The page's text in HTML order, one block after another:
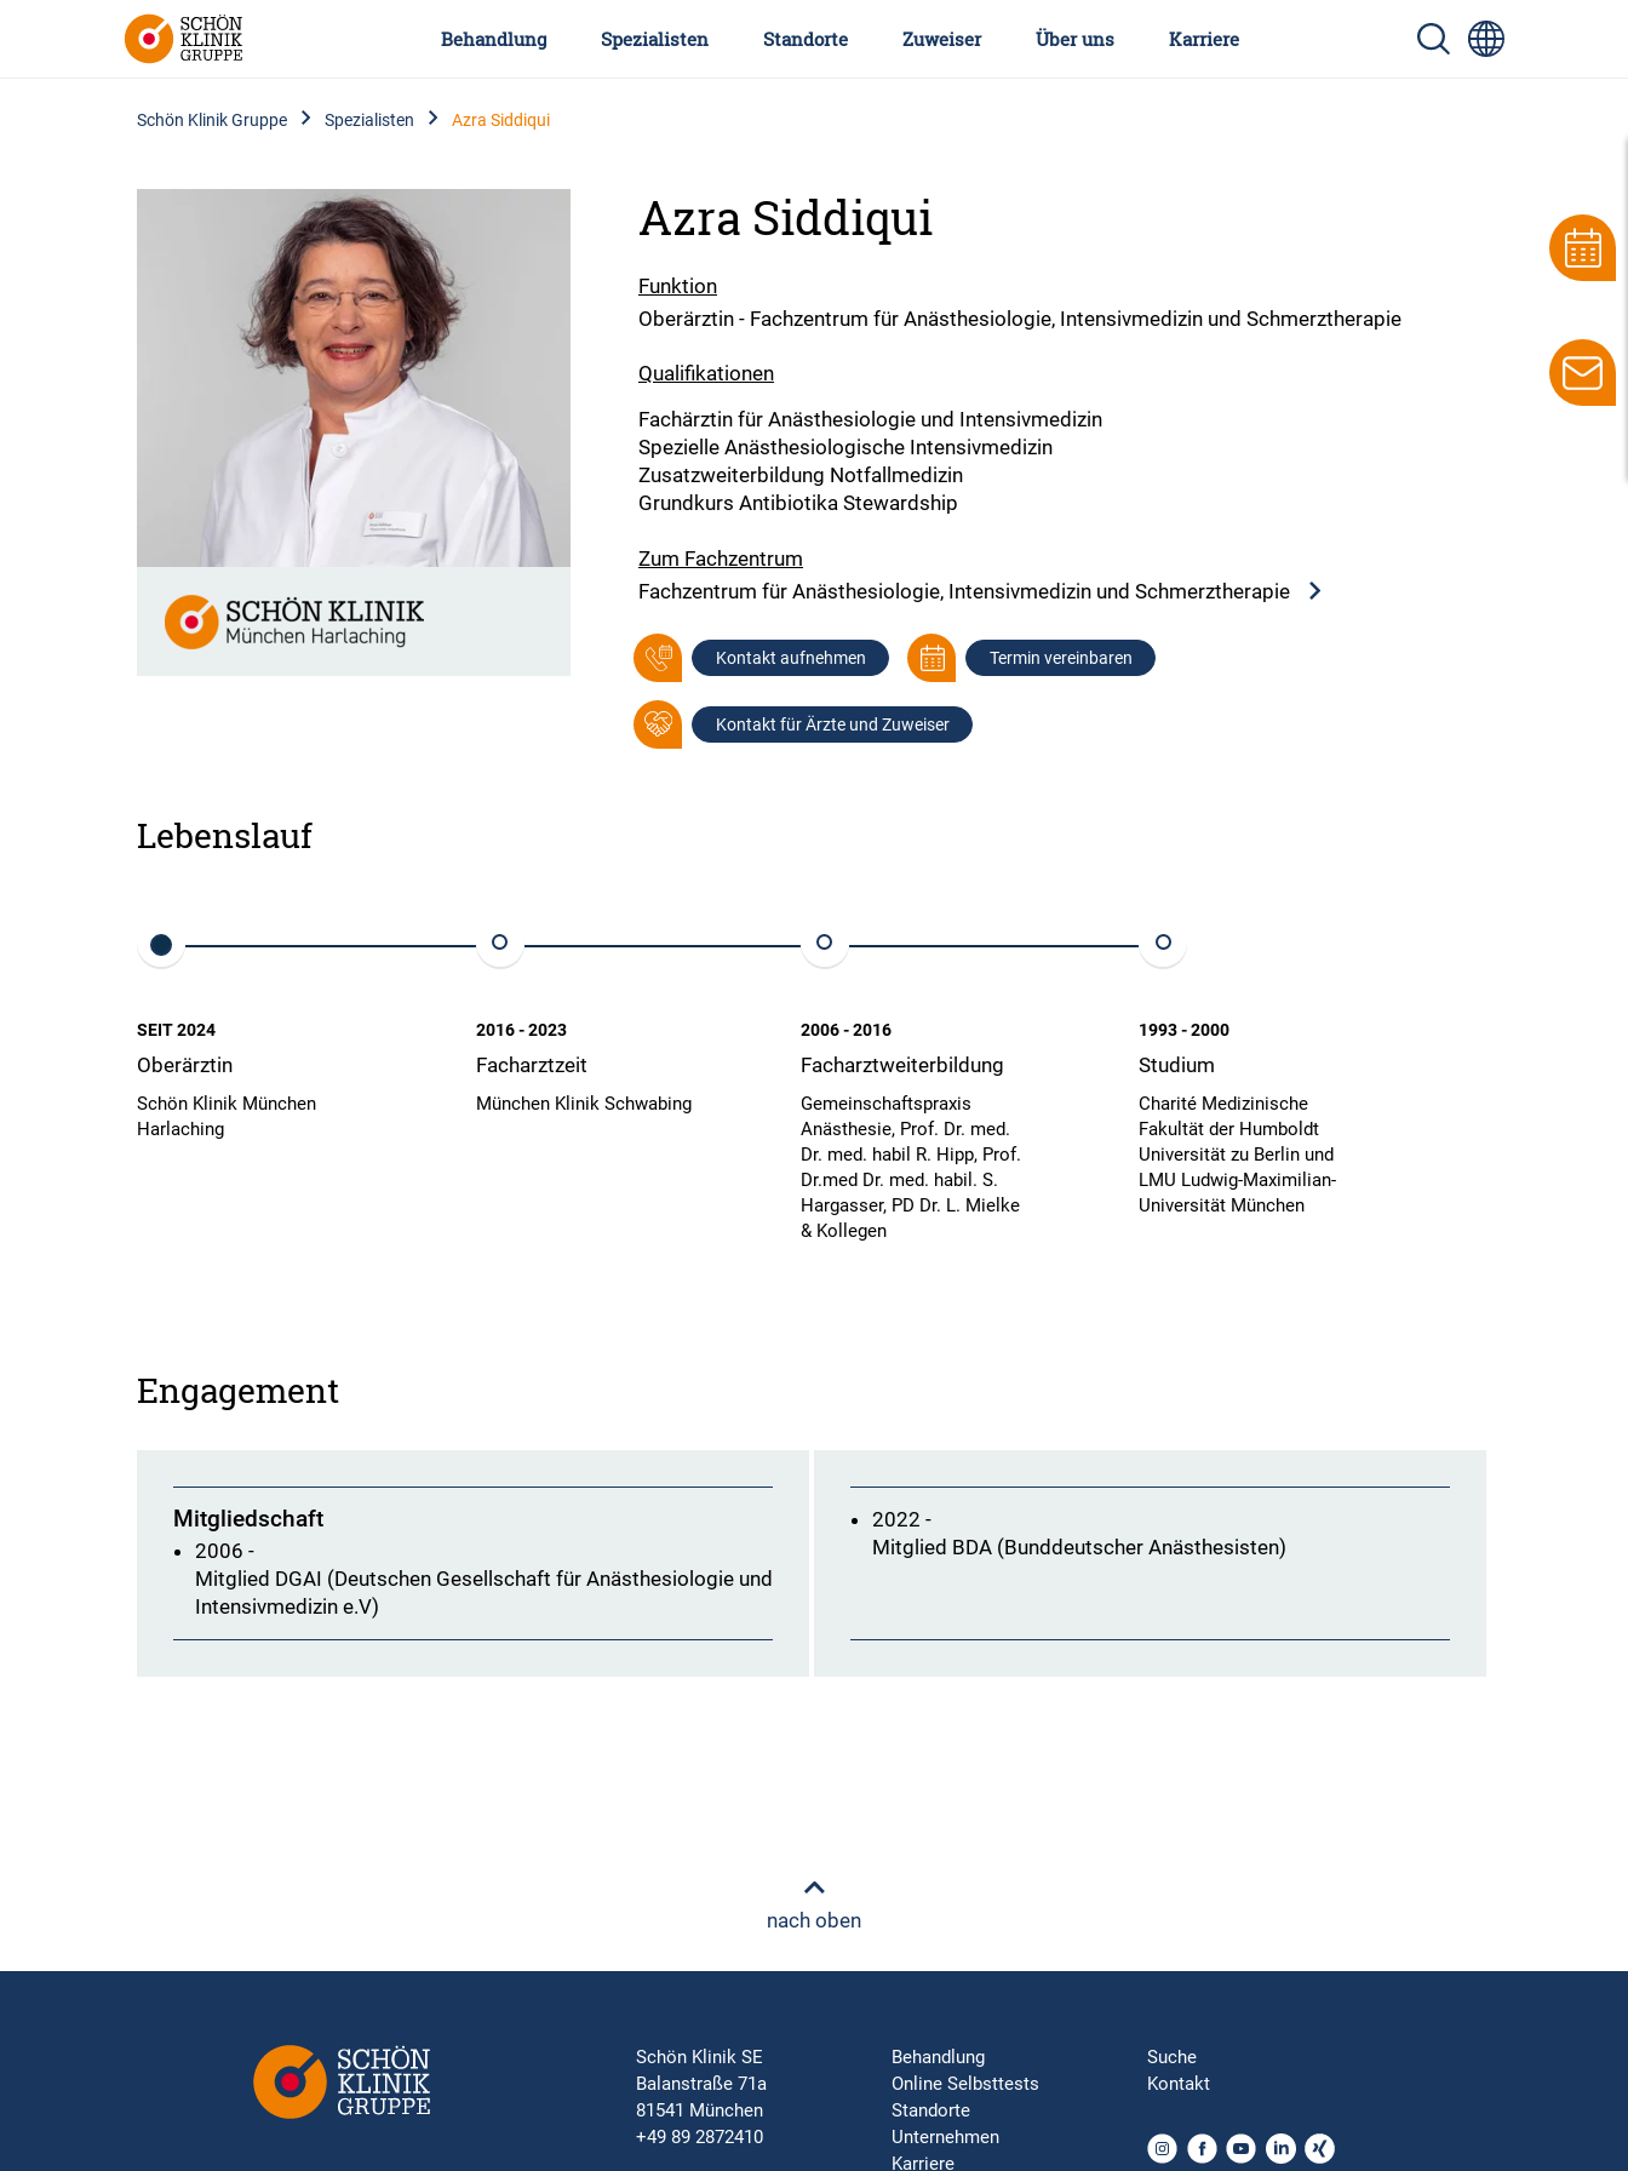
Behandlung Spezialisten Standorte Zuweiser Über uns Karriere
Schön Klinik Gruppe Spezialisten Azra Siddiqui
Azra Siddiqui
Funktion
Oberärztin - Fachzentrum für Anästhesiologie, Intensivmedizin und Schmerztherapie
Qualifikationen
Fachärztin für Anästhesiologie und Intensivmedizin
Spezielle Anästhesiologische Intensivmedizin
Zusatzweiterbildung Notfallmedizin
Grundkurs Antibiotika Stewardship
Zum Fachzentrum
Fachzentrum für Anästhesiologie, Intensivmedizin und Schmerztherapie
Kontakt aufnehmen Termin vereinbaren
Kontakt für Ärzte und Zuweiser
Lebenslauf
SEIT 2024
Oberärztin
Schön Klinik München
Harlaching
2016 - 2023
Facharztzeit
München Klinik Schwabing
2006 - 2016
Facharztweiterbildung
Gemeinschaftspraxis
Anästhesie, Prof. Dr. med.
Dr. med. habil R. Hipp, Prof.
Dr.med Dr. med. habil. S.
Hargasser, PD Dr. L. Mielke
& Kollegen
1993 - 2000
Studium
Charité Medizinische
Fakultät der Humboldt
Universität zu Berlin und
LMU Ludwig-Maximilian-
Universität München
Engagement
Mitgliedschaft
2006 -
Mitglied DGAI (Deutschen Gesellschaft für Anästhesiologie und
Intensivmedizin e.V)
2022 -
Mitglied BDA (Bunddeutscher Anästhesisten)
nach oben
Schön Klinik SE
Balanstraße 71a
81541 München
+49 89 2872410
Behandlung
Online Selbsttests
Standorte
Unternehmen
Karriere
Suche
Kontakt